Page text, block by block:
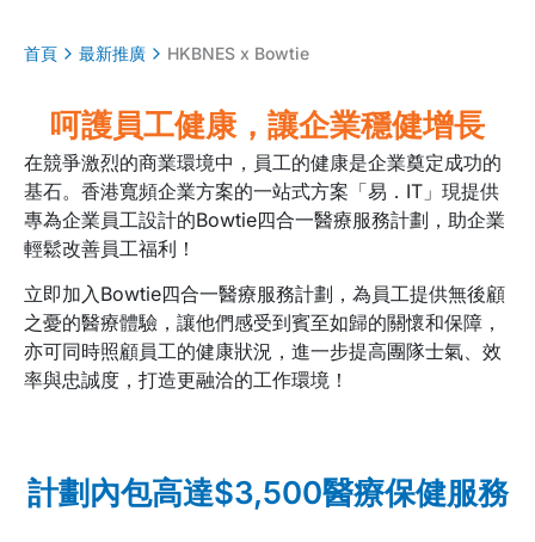
首頁 最新推廣 HKBNES x Bowtie
呵護員工健康，讓企業穩健增長
在競爭激烈的商業環境中，員工的健康是企業奠定成功的
基石。香港寬頻企業方案的一站式方案「易．IT」現提供
專為企業員工設計的Bowtie四合一醫療服務計劃，助企業
輕鬆改善員工福利！
立即加入Bowtie四合一醫療服務計劃，為員工提供無後顧
之憂的醫療體驗，讓他們感受到賓至如歸的關懷和保障，
亦可同時照顧員工的健康狀況，進一步提高團隊士氣、效
率與忠誠度，打造更融洽的工作環境！
計劃內包高達$3,500醫療保健服務